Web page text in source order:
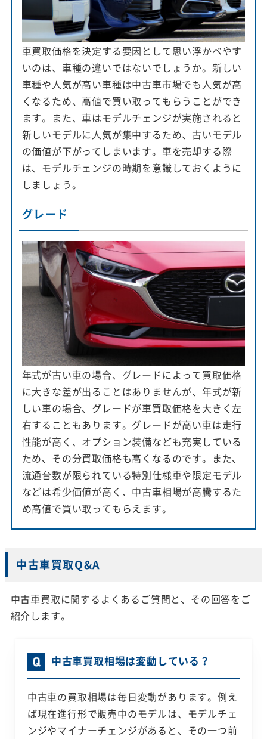
車買取価格を決定する要因として思い浮かべやす
いのは、車種の違いではないでしょうか。新しい
車種や人気が高い車種は中古車市場でも人気が高
くなるため、高値で買い取ってもらうことができ
ます。また、車はモデルチェンジが実施されると
新しいモデルに人気が集中するため、古いモデル
の価値が下がってしまいます。車を売却する際
は、モデルチェンジの時期を意識しておくように
しましょう。
グレード
年式が古い車の場合、グレードによって買取価格
に大きな差が出ることはありませんが、年式が新
しい車の場合、グレードが車買取価格を大きく左
右することもあります。グレードが高い車は走行
性能が高く、オプション装備なども充実している
ため、その分買取価格も高くなるのです。また、
流通台数が限られている特別仕様車や限定モデル
などは希少価値が高く、中古車相場が高騰するた
め高値で買い取ってもらえます。
中古車買取Q&A
中古車買取に関するよくあるご質問と、その回答をご
紹介します。
中古車買取相場は変動している？
中古車の買取相場は毎日変動があります。例え
ば現在進行形で販売中のモデルは、モデルチェ
ンジやマイナーチェンジがあると、その一つ前